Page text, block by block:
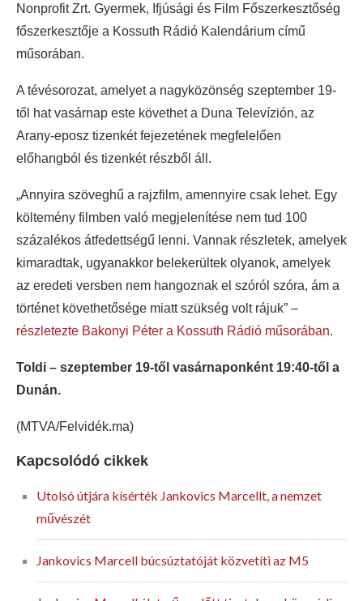
Nonprofit Zrt. Gyermek, Ifjúsági és Film Főszerkesztőség
főszerkesztője a Kossuth Rádió Kalendárium című
műsorában.
A tévésorozat, amelyet a nagyközönség szeptember 19-
től hat vasárnap este követhet a Duna Televízión, az
Arany-eposz tizenkét fejezetének megfelelően
előhangból és tizenkét részből áll.
„Annyira szöveghű a rajzfilm, amennyire csak lehet. Egy
költemény filmben való megjelenítése nem tud 100
százalékos átfedettségű lenni. Vannak részletek, amelyek
kimaradtak, ugyanakkor belekerültek olyanok, amelyek
az eredeti versben nem hangoznak el szóról szóra, ám a
történet követhetősége miatt szükség volt rájuk” –
részletezte Bakonyi Péter a Kossuth Rádió műsorában.
Toldi – szeptember 19-től vasárnaponként 19:40-től a
Dunán.
(MTVA/Felvidék.ma)
Kapcsolódó cikkek
Utolsó útjára kísérték Jankovics Marcellt, a nemzet
művészét
Jankovics Marcell búcsúztatóját közvetíti az M5